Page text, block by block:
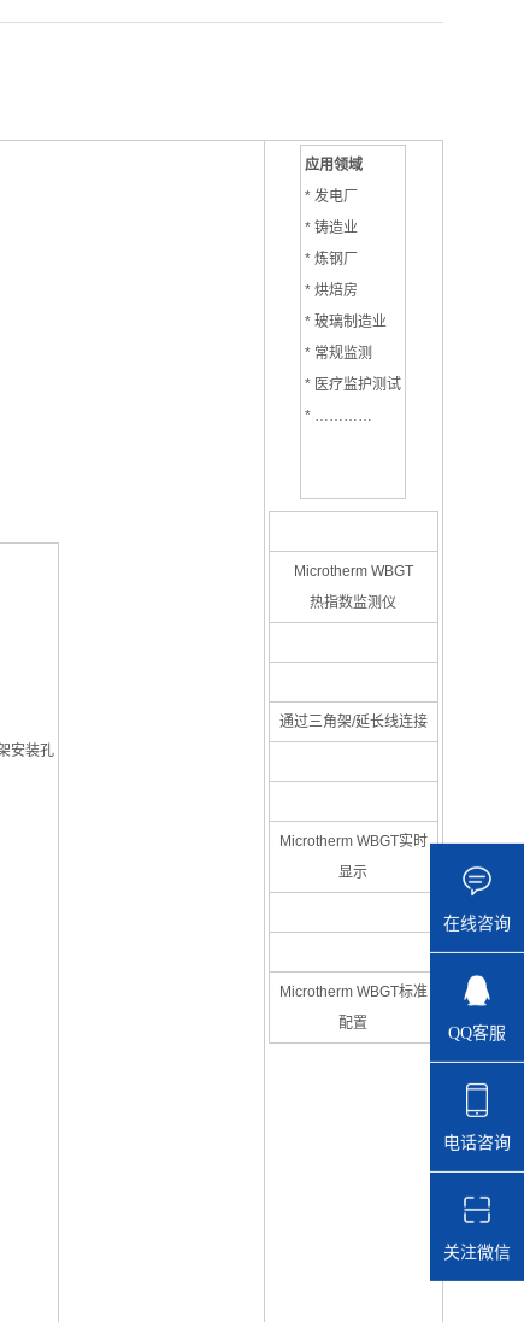
安装孔
应用领域
* 发电厂
* 铸造业
* 炼钢厂
* 烘焙房
* 玻璃制造业
* 常规监测
* 医疗监护测试
* …………
Microtherm WBGT
热指数监测仪
通过三角架/延长线连接
Microtherm WBGT实时
显示
Microtherm WBGT标准
配置
在线咨询
QQ客服
电话咨询
关注微信